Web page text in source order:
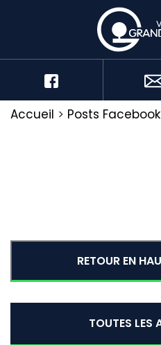
Accueil > Posts Facebook
RETOUR EN
TOUTES LES